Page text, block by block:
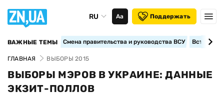
RU Аа Поддержать
ВАЖНЫЕ ТЕМЫ Смена правительства и руководства ВСУ
ГЛАВНАЯ ВЫБОРЫ 2015
ВЫБОРЫ МЭРОВ В УКРАИНЕ: ДАННЫЕ
ЭКЗИТ-ПОЛЛОВ